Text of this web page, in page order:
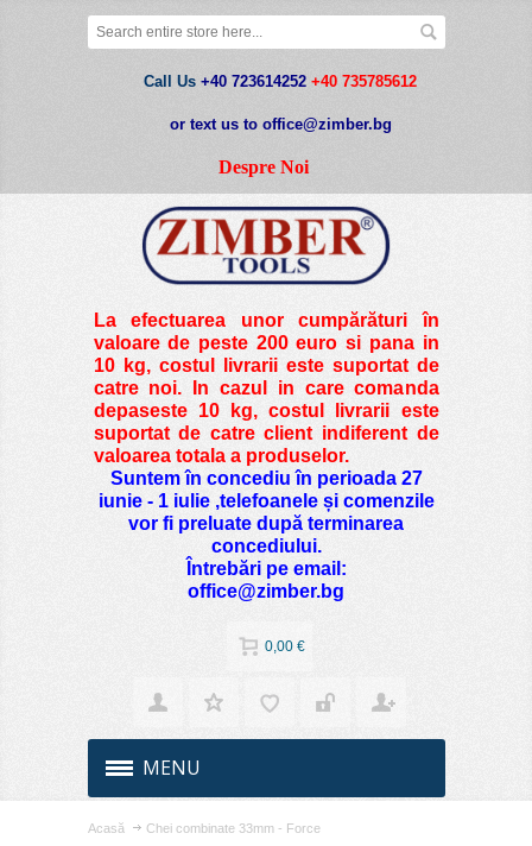
Call Us +40 723614252 +40 735785612
or text us to office@zimber.bg
Despre Noi
La efectuarea unor cumpărături în
valoare de peste200 euro si pana in
10 kg, costul livrarii este suportat de
catre noi. In cazul in care comanda
depaseste 10 kg, costul livrarii este
suportat de catre client indiferent de
valoarea totala a produselor.
Suntem în concediu în perioada 27
iunie - 1 iulie ,telefoanele și comenzile
vor fi preluate după terminarea
concediului.
Întrebări pe email:
office@zimber.bg
0,00 €
MENU
Acasă Chei combinate 33mm - Force